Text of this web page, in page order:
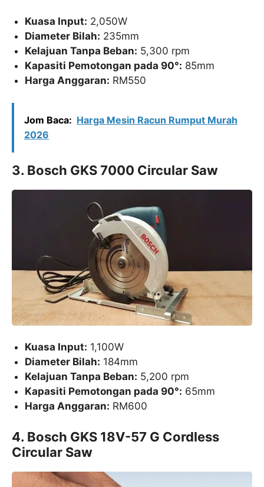
Kuasa Input: 2,050W
Diameter Bilah: 235mm
Kelajuan Tanpa Beban: 5,300 rpm
Kapasiti Pemotongan pada 90°: 85mm
Harga Anggaran: RM550
Jom Baca: Harga Mesin Racun Rumput Murah
2026
3. Bosch GKS 7000 Circular Saw
Kuasa Input: 1,100W
Diameter Bilah: 184mm
Kelajuan Tanpa Beban: 5,200 rpm
Kapasiti Pemotongan pada 90°: 65mm
Harga Anggaran: RM600
4. Bosch GKS 18V-57 G Cordless
Circular Saw